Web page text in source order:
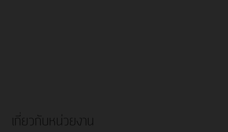
เกี่ยวกับหน่วยงาน